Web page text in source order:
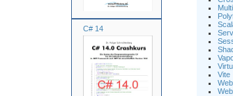
C# 14
Vite